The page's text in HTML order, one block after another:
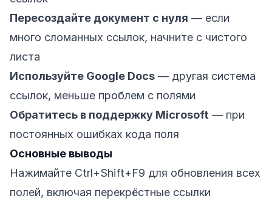
Пересоздайте документ с нуля — если
много сломанных ссылок, начните с чистого
листа
Используйте Google Docs — другая система
ссылок, меньше проблем с полями
Обратитесь в поддержку Microsoft — при
постоянных ошибках кода поля
Основные выводы
Нажимайте Ctrl+Shift+F9 для обновления всех
полей, включая перекрёстные ссылки